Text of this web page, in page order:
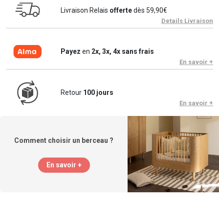
Livraison Relais offertedès 59,90€
Details Livraison
Payez en 2x, 3x, 4x sans frais
En savoir +
Retour 100 jours
En savoir +
Comment choisir un berceau ?
En savoir +